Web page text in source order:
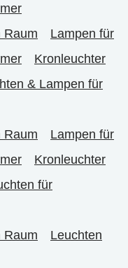
Raum
Lampen für
Kronleuchter
& Lampen für
Raum
Lampen für
Kronleuchter
für
Raum
Leuchten